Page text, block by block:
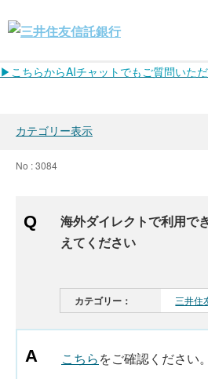
▶こちらからAIチャットでもご質問いた
カテゴリー表示
No : 3084
海外ダイレクトで利用で
えてください
カテゴリー： 三井住
こちらをご確認ください。